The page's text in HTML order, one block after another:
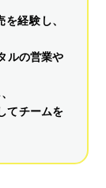
経験し、
ルの営業や
てチームを